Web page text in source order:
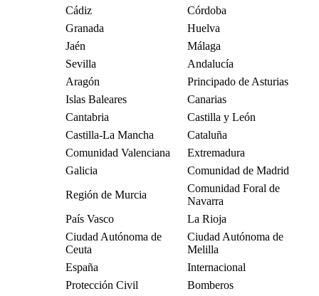
Cádiz
Córdoba
Granada
Huelva
Jaén
Málaga
Sevilla
Andalucía
Aragón
Principado de Asturias
Islas Baleares
Canarias
Cantabria
Castilla y León
Castilla-La Mancha
Cataluña
Comunidad Valenciana
Extremadura
Galicia
Comunidad de Madrid
Región de Murcia
Comunidad Foral de
Navarra
País Vasco
La Rioja
Ciudad Autónoma de
Ceuta
Ciudad Autónoma de
Melilla
España
Internacional
Protección Civil
Bomberos